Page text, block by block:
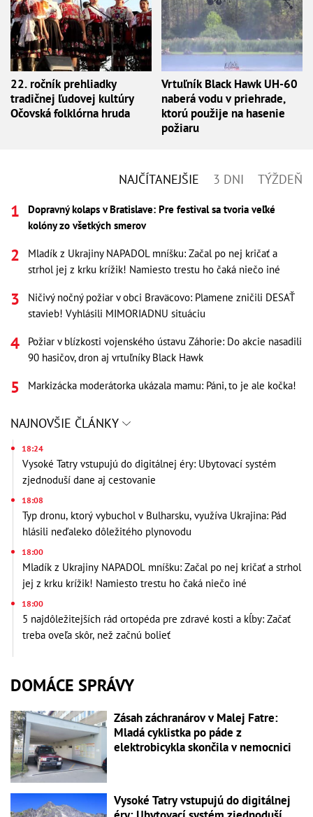
22. ročník prehliadky
tradičnej ľudovej kultúry
Očovská folklórna hruda
Vrtuľník Black Hawk UH-60
naberá vodu v priehrade,
ktorú použije na hasenie
požiaru
NAJČÍTANEJŠIE 3 DNI TÝŽDEŇ
Dopravný kolaps v Bratislave: Pre festival sa tvoria veľké
kolóny zo všetkých smerov
Mladík z Ukrajiny NAPADOL mníšku: Začal po nej kričať a
strhol jej z krku krížik! Namiesto trestu ho čaká niečo iné
Ničivý nočný požiar v obci Braväcovo: Plamene zničili DESAŤ
stavieb! Vyhlásili MIMORIADNU situáciu
Požiar v blízkosti vojenského ústavu Záhorie: Do akcie nasadili
90 hasičov, dron aj vrtuľníky Black Hawk
Markizácka moderátorka ukázala mamu: Páni, to je ale kočka!
NAJNOVŠIE ČLÁNKY
18:24
Vysoké Tatry vstupujú do digitálnej éry: Ubytovací systém
zjednoduší dane aj cestovanie
18:08
Typ dronu, ktorý vybuchol v Bulharsku, využíva Ukrajina: Pád
hlásili neďaleko dôležitého plynovodu
18:00
Mladík z Ukrajiny NAPADOL mníšku: Začal po nej kričať a strhol
jej z krku krížik! Namiesto trestu ho čaká niečo iné
18:00
5 najdôležitejších rád ortopéda pre zdravé kosti a kĺby: Začať
treba oveľa skôr, než začnú bolieť
DOMÁCE SPRÁVY
Zásah záchranárov v Malej Fatre:
Mladá cyklistka po páde z
elektrobicykla skončila v nemocnici
Vysoké Tatry vstupujú do digitálnej